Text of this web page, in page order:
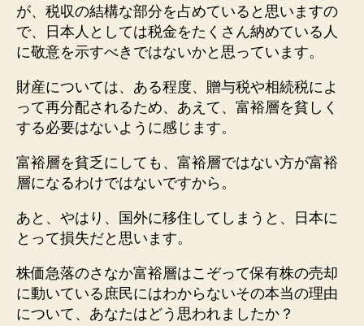
が、税収の結構な部分を占めていると思いますの
で、日本人としては税金をたくさん納めている人
に敬意を示すべきではないかと思っています。
財産については、ある程度、贈与税や相続税によ
って再分配されるため、あえて、富裕層を貧しく
する必要はないように感じます。
富裕層を貧乏にしても、富裕層ではない方が富裕
層になるわけではないですから。
あと、やはり、国外に移住してしまうと、日本に
とって損失だと思います。
株価急落のさなか富裕層はこぞって保有株の売却
に動いている庶民にはわからないその本当の理由
について、あなたはどう思われましたか？